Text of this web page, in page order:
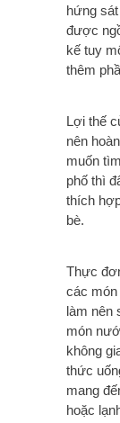
hứng
được
kế tuy
thêm
Lợi thế
nên
muốn
phố thì
thích
bè.
Thực
các
làm nên
món
không
thức
mang
hoặc